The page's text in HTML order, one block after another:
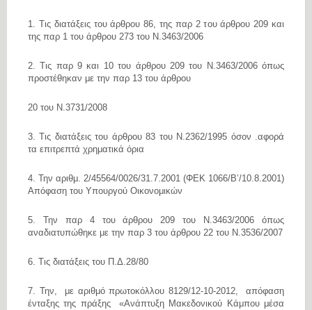
1. Τις διατάξεις του άρθρου 86, της παρ 2 του άρθρου 209 και
της παρ 1 του άρθρου 273 του Ν.3463/2006
2. Τις παρ 9 και 10 του άρθρου 209 του Ν.3463/2006 όπως
προστέθηκαν με την παρ 13 του άρθρου
20 του Ν.3731/2008
3. Τις διατάξεις του άρθρου 83 του Ν.2362/1995 όσον .αφορά
τα επιτρεπτά χρηματικά όρια
4. Την αριθμ. 2/45564/0026/31.7.2001 (ΦΕΚ 1066/Β’/10.8.2001)
Απόφαση του Υπουργού Οικονομικών
5. Την παρ 4 του άρθρου 209 του Ν.3463/2006 όπως
αναδιατυπώθηκε με την παρ 3 του άρθρου 22 του Ν.3536/2007
6. Τις διατάξεις του Π.Δ.28/80
7. Την, με αριθμό πρωτοκόλλου 8129/12-10-2012, απόφαση
ένταξης της πράξης «Ανάπτυξη Μακεδονικού Κάμπου μέσα